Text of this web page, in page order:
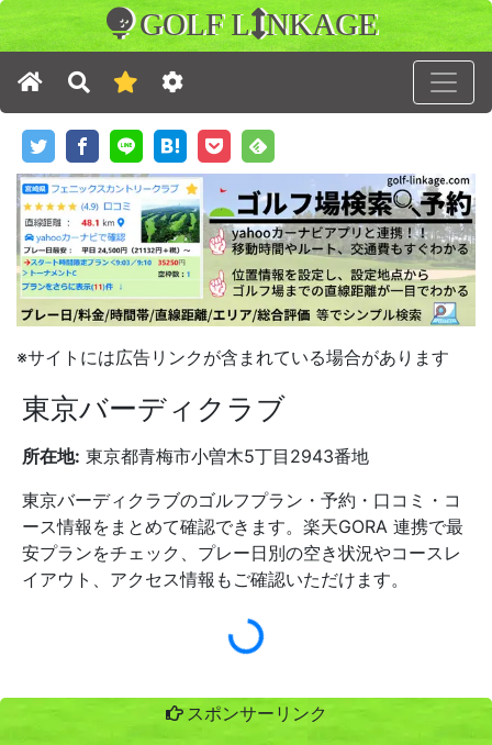
GOLF L NKAGE
※サイトには広告リンクが含まれている場合があります
東京バーディクラブ
所在地: 東京都青梅市小曽木5丁目2943番地
東京バーディクラブのゴルフプラン・予約・口コミ・コ
ース情報をまとめて確認できます。楽天GORA 連携で最
安プランをチェック、プレー日別の空き状況やコースレ
イアウト、アクセス情報もご確認いただけます。
スポンサーリンク